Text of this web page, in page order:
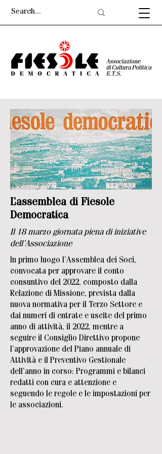
L’assemblea di Fiesole
Democratica
Il 18 marzo giornata piena di iniziative
dell’Associazione
In primo luogo l’Assemblea dei Soci,
convocata per approvare il conto
consuntivo del 2022, composto dalla
Relazione di Missione, prevista dalla
nuova normativa per il Terzo Settore e
dai numeri di entrate e uscite del primo
anno di attività, il 2022, mentre a
seguire il Consiglio Direttivo propone
l’approvazione del Piano annuale di
Attività e il Preventivo Gestionale
dell’anno in corso: Programmi e bilanci
redatti con cura e attenzione e
seguendo le regole e le impostazioni per
le associazioni.